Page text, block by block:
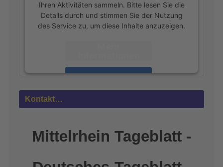
Ihren Aktivitäten sammeln. Bitte lesen Sie die
Details durch und stimmen Sie der Nutzung
des Service zu, um diese Inhalte anzuzeigen.
Akzeptieren
Kontakt…
Mittelrhein Tageblatt -